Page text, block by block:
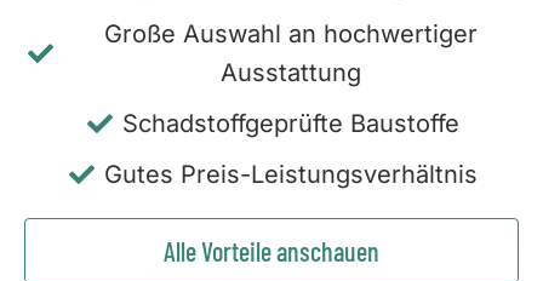
Große Auswahl an hochwertiger
Ausstattung
Schadstoffgeprüfte Baustoffe
Gutes Preis-Leistungsverhältnis
Alle Vorteile anschauen